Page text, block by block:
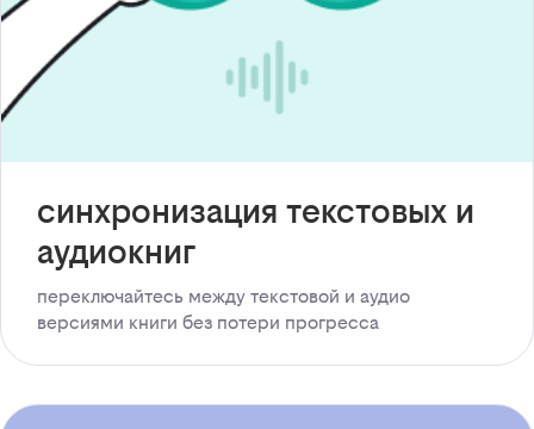
синхронизация текстовых и
аудиокниг
переключайтесь между текстовой и аудио
версиями книги без потери прогресса